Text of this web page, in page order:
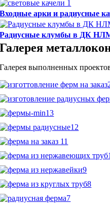
Входные арки и радиусные
Радиусные клумбы в ДК
Галерея
Галерея выполненных